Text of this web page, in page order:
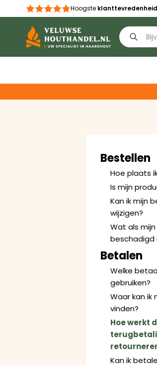
Hoogste
Bestellen
Hoe plaats
Is mijn
Kan ik mijn
wijzigen?
Wat als
beschadigd
Betalen
Welke
gebruiken?
Waar kan ik
vinden?
Hoe werkt
Kan ik